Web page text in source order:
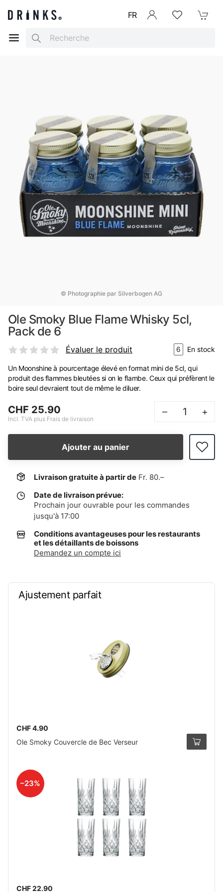
FR
Search
© Photographie par Silverbogen AG
Ole Smoky Blue Flame Whisky 5cl,
Pack de 6
Évaluer le produit 6 En stock
Un Moonshine à pourcentage élevé en format mini de 5cl, qui
produit des flammes bleutées si on le flambe. Ceux qui préfèrent le
boire seul devraient tout de même le diluer.
CHF 25.90
Incl. TVA plus Frais de livraison
– +
Ajouter au panier
Livraison gratuite à partir de Fr. 80.–
Date de livraison prévue:
Prochain jour ouvrable pour les commandes
jusqu'à 17:00
Conditions avantageuses pour les restaurants
et les détaillants de boissons
Demandez un compte ici
Ajustement parfait
CHF 4.90
Ole Smoky Couvercle de Bec Verseur
–23%
CHF 22.90